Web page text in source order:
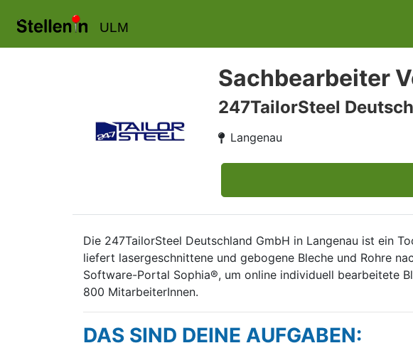
ULM
Sachbearbeiter
247TailorSteel
Langenau
Die 247TailorSteel Deutschland GmbH in Langenau ist ein
liefert lasergeschnittene und gebogene Bleche und Rohre
Software-Portal Sophia®, um online individuell bearbeitete
800 MitarbeiterInnen.
DAS SIND DEINE AUFGABEN: